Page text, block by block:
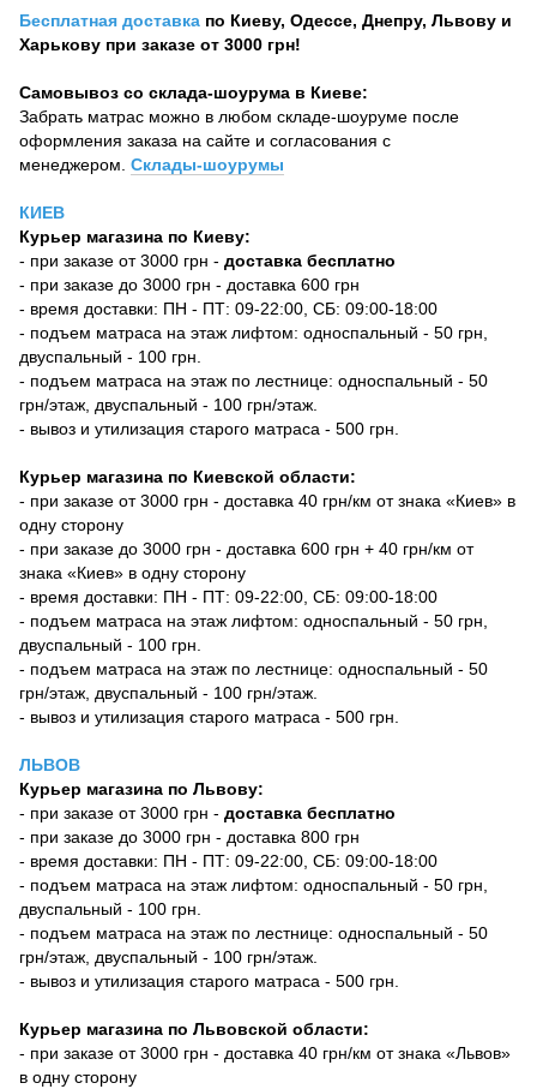
Бесплатная доставка по Киеву, Одессе, Днепру, Львову и
Харькову при заказе от 3000 грн!
Самовывоз со склада-шоурума в Киеве:
Забрать матрас можно в любом складе-шоуруме после
оформления заказа на сайте и согласования с
менеджером. Склады-шоурумы
КИЕВ
Курьер магазина по Киеву:
- при заказе от 3000 грн - доставка бесплатно
- при заказе до 3000 грн - доставка 600 грн
- время доставки: ПН - ПТ: 09-22:00, СБ: 09:00-18:00
- подъем матраса на этаж лифтом: односпальный - 50 грн,
двуспальный - 100 грн.
- подъем матраса на этаж по лестнице: односпальный - 50
грн/этаж, двуспальный - 100 грн/этаж.
- вывоз и утилизация старого матраса - 500 грн.
Курьер магазина по Киевской области:
- при заказе от 3000 грн - доставка 40 грн/км от знака «Киев» в
одну сторону
- при заказе до 3000 грн - доставка 600 грн + 40 грн/км от
знака «Киев» в одну сторону
- время доставки: ПН - ПТ: 09-22:00, СБ: 09:00-18:00
- подъем матраса на этаж лифтом: односпальный - 50 грн,
двуспальный - 100 грн.
- подъем матраса на этаж по лестнице: односпальный - 50
грн/этаж, двуспальный - 100 грн/этаж.
- вывоз и утилизация старого матраса - 500 грн.
ЛЬВОВ
Курьер магазина по Львову:
- при заказе от 3000 грн - доставка бесплатно
- при заказе до 3000 грн - доставка 800 грн
- время доставки: ПН - ПТ: 09-22:00, СБ: 09:00-18:00
- подъем матраса на этаж лифтом: односпальный - 50 грн,
двуспальный - 100 грн.
- подъем матраса на этаж по лестнице: односпальный - 50
грн/этаж, двуспальный - 100 грн/этаж.
- вывоз и утилизация старого матраса - 500 грн.
Курьер магазина по Львовской области:
- при заказе от 3000 грн - доставка 40 грн/км от знака «Львов»
в одну сторону